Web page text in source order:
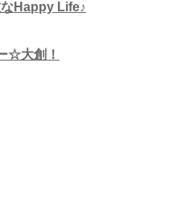
Happy Life♪
☆大創！